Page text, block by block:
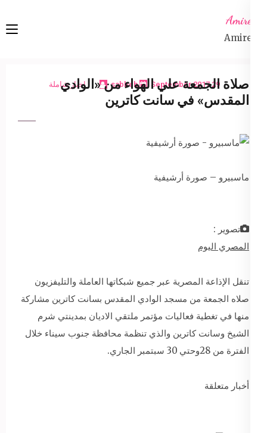
content
Amireta
Amireta
29 September 2017
sabbeh اخبار شاملة
صلاة الجمعة علي الهواء من «الوادي
المقدس» في سانت كاترين
ماسبيرو – صورة أرشيفية
تصوير :
المصري اليوم
تنقل الإذاعة المصرية عبر جميع شبكاتها العاملة والتليفزيون
صلاه الجمعة من مسجد الوادي المقدس بسانت كاترين مشاركة
منها في تغطية فعاليات مؤتمر ملتقي الاديان بمدينتي شرم
الشيخ وسانت كاترين والذي تنظمة محافظة جنوب سيناء خلال
الفترة من 28وحتي 30 سبتمبر الجاري.
أخبار متعلقة